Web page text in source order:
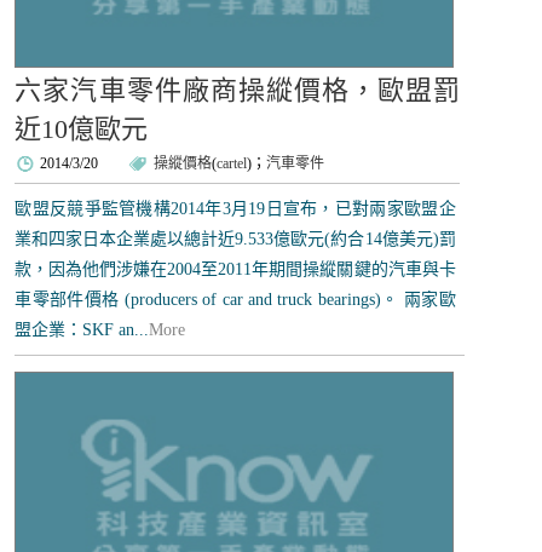
六家汽車零件廠商操縱價格，歐盟罰
近10億歐元
2014/3/20 操縱價格(cartel)；汽車零件
歐盟反競爭監管機構2014年3月19日宣布，已對兩家歐盟企
業和四家日本企業處以總計近9.533億歐元(約合14億美元)罰
款，因為他們涉嫌在2004至2011年期間操縱關鍵的汽車與卡
車零部件價格 (producers of car and truck bearings)。 兩家歐
盟企業：SKF an...More